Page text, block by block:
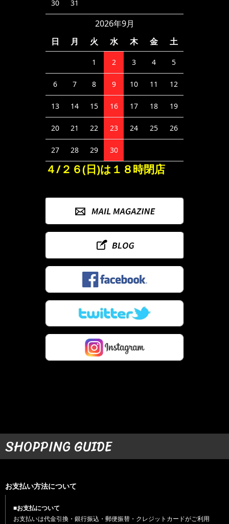
30 31
2026年9月
日
月 火 水 木 金 土
1 2 3 4 5
6 7 8 9 10 11 12
13 14 15 16 17 18 19
20 21 22 23 24 25 26
27 28 29 30
４/２６(日)は１８時閉店
SHOPPING GUIDE
お支払い方法について
■お支払について
お支払いは代金引換・銀行振込・郵便振替・クレジットカードがご利用